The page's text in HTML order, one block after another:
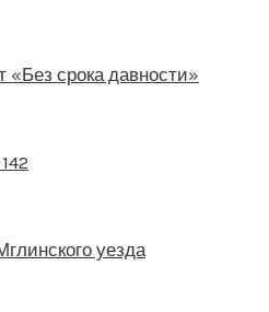
«Без срока давности»
уезда